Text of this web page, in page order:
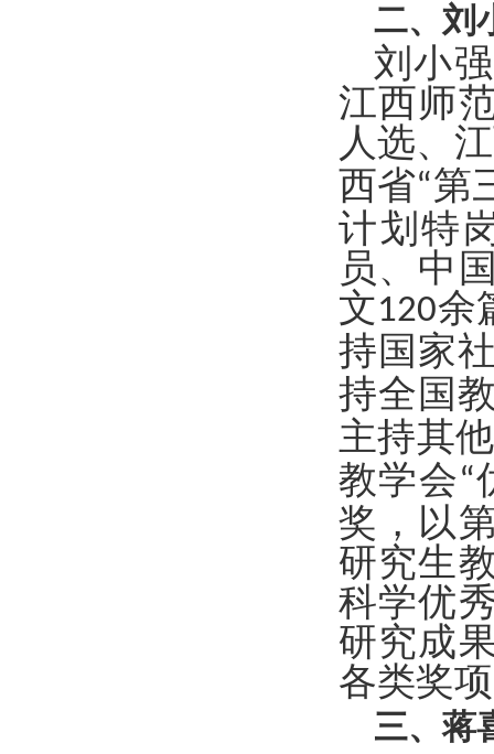
二、 刘
刘小
江西师
人选、
西省“第
计划特
员、中
文120余
持国家
持全国
主持其
教学会“
奖，以
研究生
科学优
研究成
各类奖项
三、蒋